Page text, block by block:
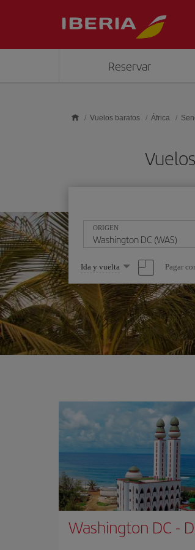
Reservar
Vuelos baratos África
ORIGEN
Seleccione
una
opción
Ida y vuelta Pagar
Washington DC-